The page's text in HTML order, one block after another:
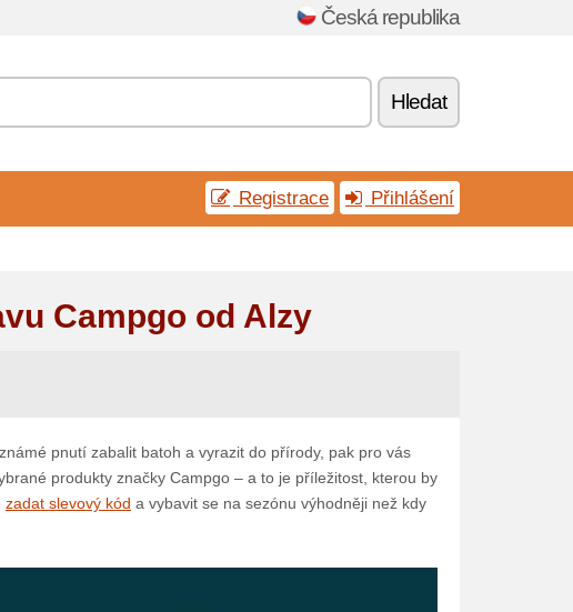
Česká republika
Hledat
Registrace Přihlášení
Campgo od Alzy
pnutí zabalit batoh a vyrazit do přírody, pak pro vás
produkty značky Campgo – a to je příležitost, kterou by
zadat slevový kód a vybavit se na sezónu výhodněji než kdy